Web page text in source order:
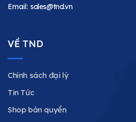
Email: sales@tnd.vn
VỀ TND
Chính sách đại lý
Tin Tức
Shop bản quyền